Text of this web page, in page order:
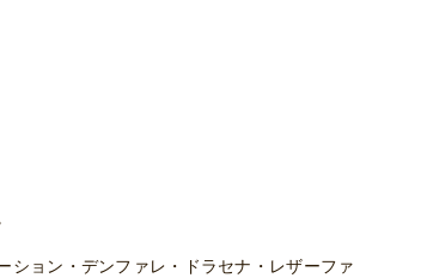
ション・デンファレ・ドラセナ・レザーファ